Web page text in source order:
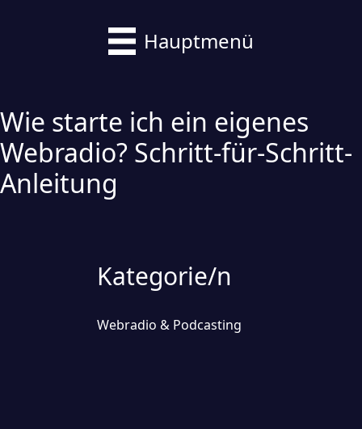
Hauptmenü
Wie starte ich ein eigenes
Webradio? Schritt-für-Schritt-
Anleitung
Kategorie/n
Webradio & Podcasting